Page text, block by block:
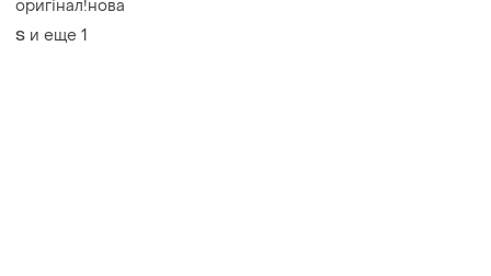
оригінал!нова
S и еще 1